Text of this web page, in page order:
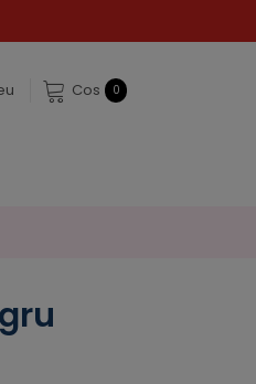
Cos 0